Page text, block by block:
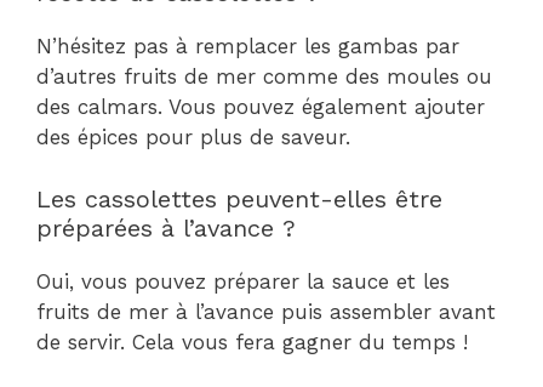
N’hésitez pas à remplacer les gambas par
d’autres fruits de mer comme des moules ou
des calmars. Vous pouvez également ajouter
des épices pour plus de saveur.
Les cassolettes peuvent-elles être
préparées à l’avance ?
Oui, vous pouvez préparer la sauce et les
fruits de mer à l’avance puis assembler avant
de servir. Cela vous fera gagner du temps !